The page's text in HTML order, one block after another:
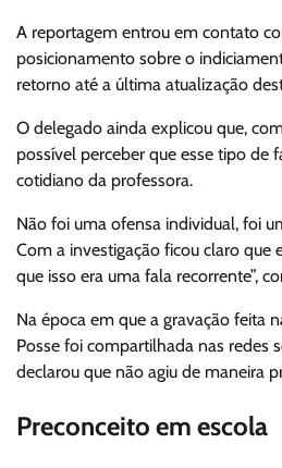
A reportagem entrou em contato
posicionamento sobre o
retorno até a última atualização
O delegado ainda explicou que,
possível perceber que esse tipo de
cotidiano da professora.
Não foi uma ofensa individual, foi
Com a investigação ficou claro que
que isso era uma fala recorrente”,
Na época em que a gravação feita
Posse foi compartilhada nas redes
declarou que não agiu de maneira
Preconceito em escola